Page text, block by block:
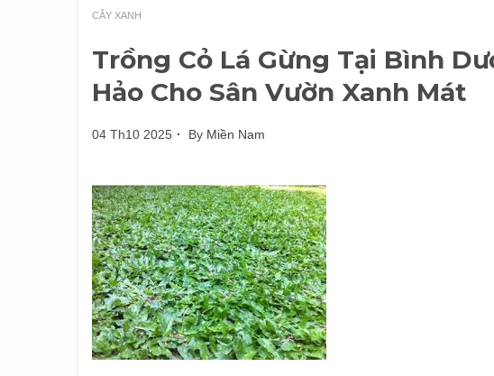
CÂY XANH
Trồng Cỏ Lá Gừng Tại Bình
Hảo Cho Sân Vườn Xanh Mát
04 Th10 2025 By Miền Nam